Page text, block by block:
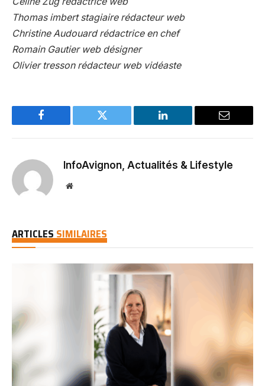
Thomas imbert stagiaire rédacteur web
Christine Audouard rédactrice en chef
Romain Gautier web désigner
Olivier tresson rédacteur web vidéaste
Facebook Twitter LinkedIn Email
InfoAvignon, Actualités & Lifestyle
Website
ARTICLES SIMILAIRES